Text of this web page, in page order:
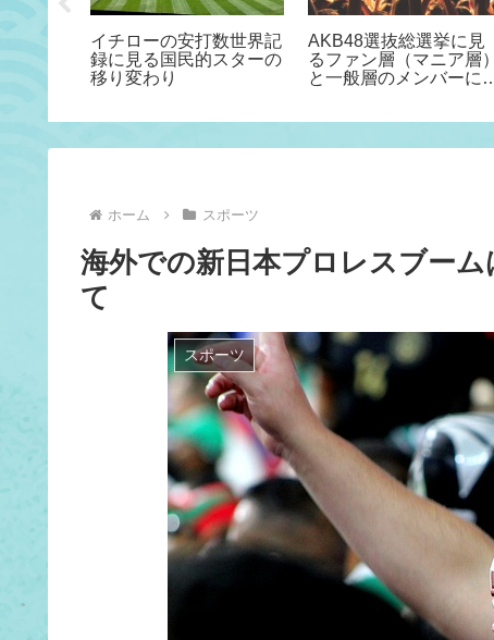
イチローの安打数世界記
録に見る国民的スターの
移り変わり
AKB48選抜総選挙に見
るファン層（マニア層）
と一般層のメンバーに
ホーム スポーツ
海外での新日本プロレスブー
て
スポーツ